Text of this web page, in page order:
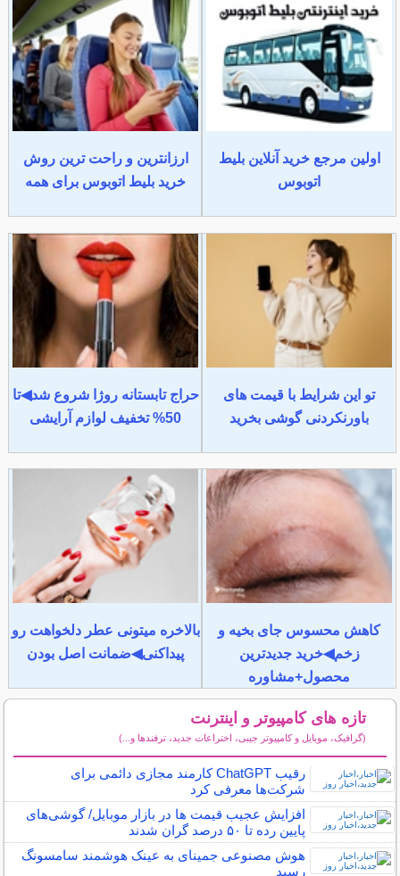
اولین مرجع خرید آنلاین بلیط
اتوبوس
ارزانترین و راحت ترین روش
خرید بلیط اتوبوس برای همه
تو این شرایط با قیمت های
باورنکردنی گوشی بخرید
حراج تابستانه روژا شروع شد◀تا
50% تخفیف لوازم آرایشی
کاهش محسوس جای بخیه و
زخم◀خرید جدیدترین
محصول+مشاوره
بالاخره میتونی عطر دلخواهت رو
پیداکنی◀ضمانت اصل بودن
تازه های کامپیوتر و اینترنت
(گرافیک، موبایل و کامپیوتر جیبی، اختراعات جدید، ترفندها و...)
رقیب ChatGPT کارمند مجازی دائمی برای
شرکت‌ها معرفی کرد
افزایش عجیب قیمت ها در بازار موبایل/ گوشی‌های
پایین رده تا ۵۰ درصد گران شدند
هوش مصنوعی جمینای به عینک هوشمند سامسونگ
رسید